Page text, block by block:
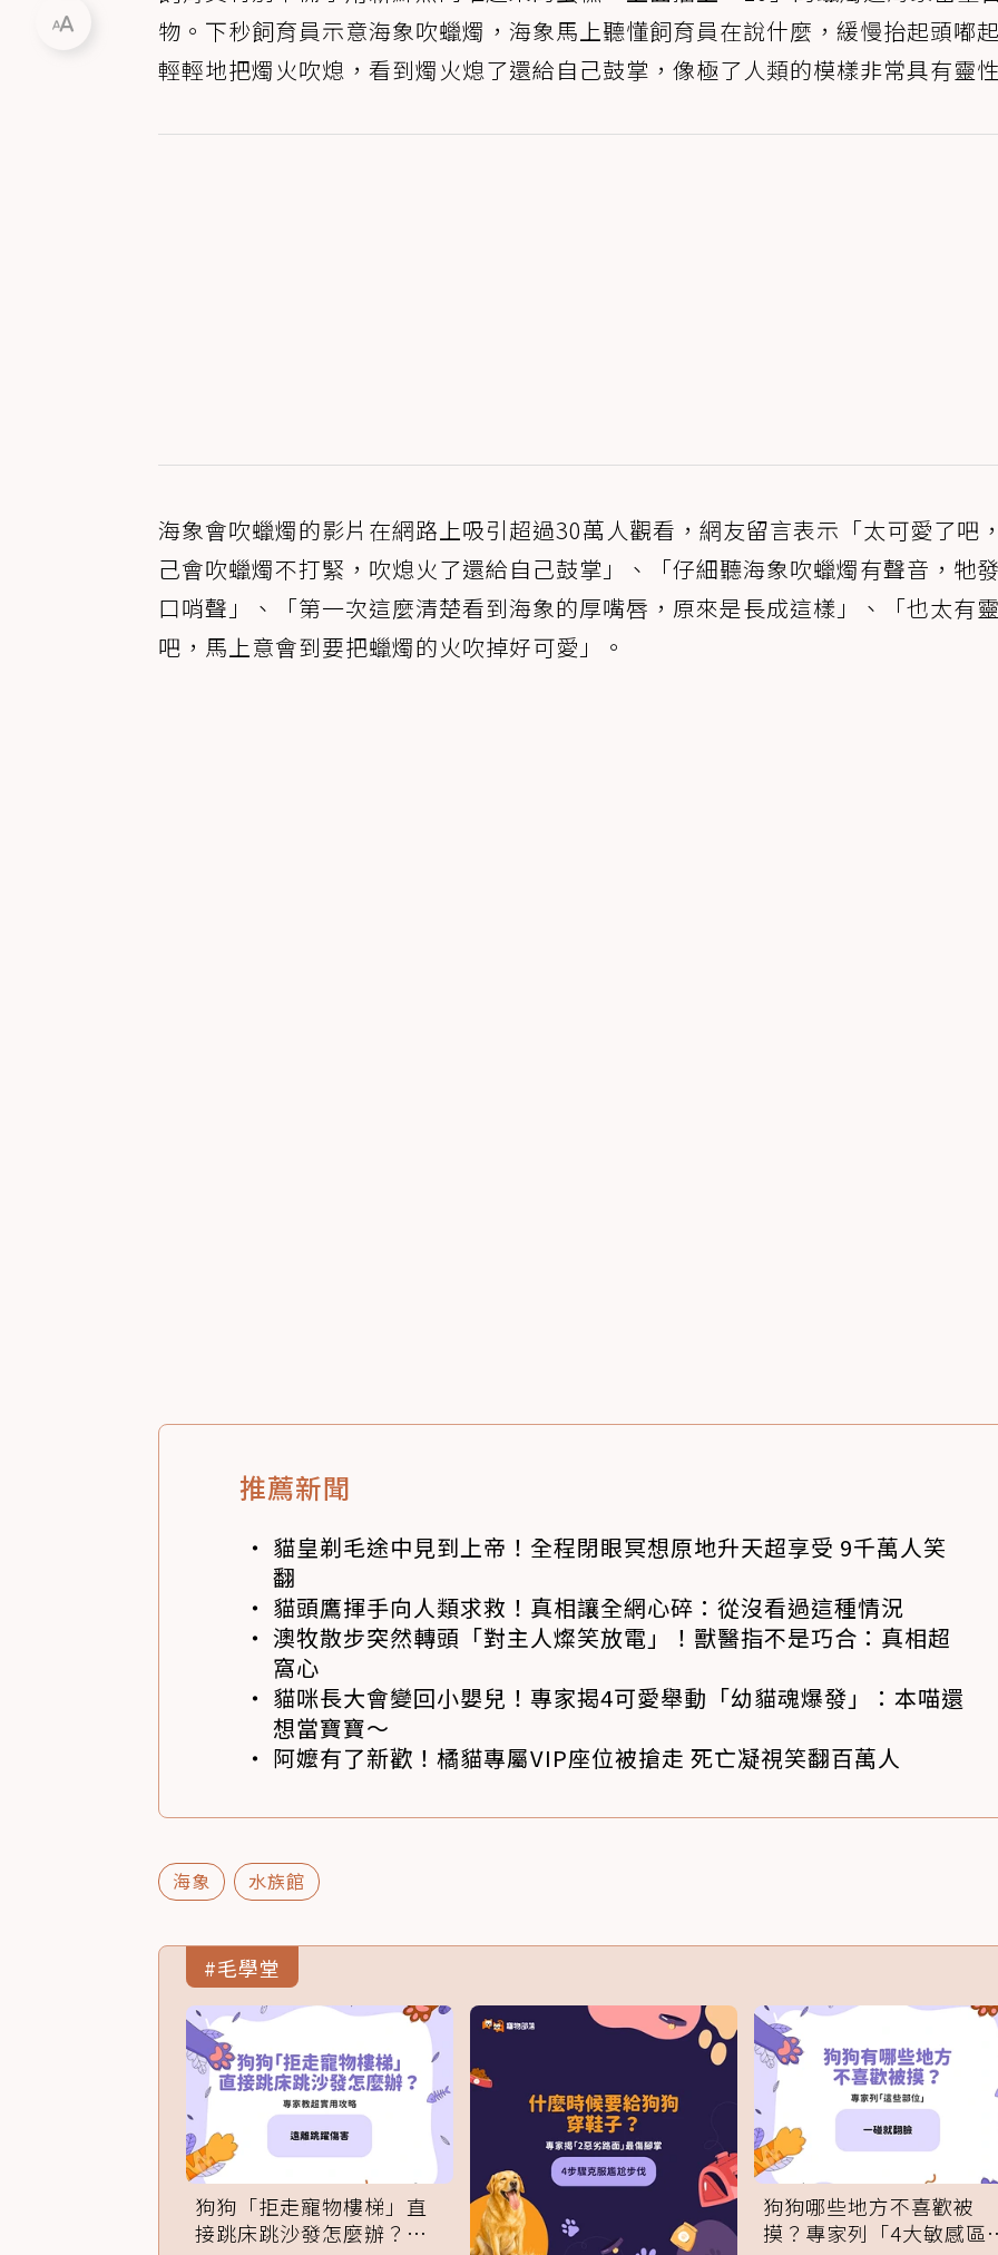
物。下秒飼育員示意海象吹蠟燭，海象馬上聽懂飼育員在說什麼，緩慢抬起頭嘟
輕輕地把燭火吹熄，看到燭火熄了還給自己鼓掌，像極了人類的模樣非常具有靈性
海象會吹蠟燭的影片在網路上吸引超過30萬人觀看，網友留言表示「太可愛了吧
己會吹蠟燭不打緊，吹熄火了還給自己鼓掌」、「仔細聽海象吹蠟燭有聲音，牠
口哨聲」、「第一次這麼清楚看到海象的厚嘴唇，原來是長成這樣」、「也太有
吧，馬上意會到要把蠟燭的火吹掉好可愛」。
推薦新聞
貓皇剃毛途中見到上帝！全程閉眼冥想原地升天超享受 9千萬人笑
翻
貓頭鷹揮手向人類求救！真相讓全網心碎：從沒看過這種情況
澳牧散步突然轉頭「對主人燦笑放電」！獸醫指不是巧合：真相超
窩心
貓咪長大會變回小嬰兒！專家揭4可愛舉動「幼貓魂爆發」：本喵還
想當寶寶～
阿嬤有了新歡！橘貓專屬VIP座位被搶走 死亡凝視笑翻百萬人
海象 水族館
#毛學堂
狗狗「拒走寵物樓梯」直
接跳床跳沙發怎麼辦？專
狗狗哪些地方不喜歡被
摸？專家列「4大敏感區